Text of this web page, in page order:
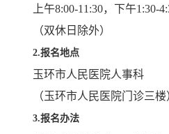
上午8:00-11:30，下午1:30-
（双休日除外）
2.报名地点
玉环市人民医院人事科
（玉环市人民医院门诊三楼
3.报名办法